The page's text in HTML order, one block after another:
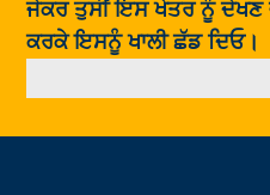
ਜੇਕਰ ਤੁਸੀਂ ਇਸ ਖੇਤਰ ਨੂੰ ਦੇਖਣ
ਕਰਕੇ ਇਸਨੂੰ ਖਾਲੀ ਛੱਡ ਦਿਓ।